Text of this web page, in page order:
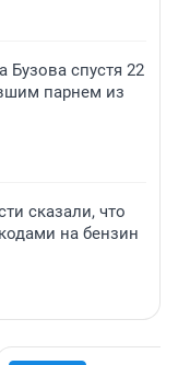
Бузова спустя 22
парнем из
сказали, что
на бензин